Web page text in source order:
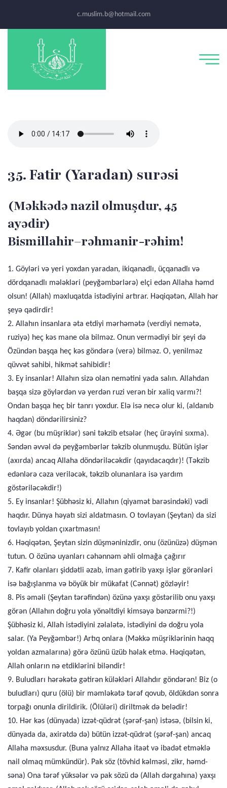
c.muslim.b@hotmail.com
35. Fatir (Yaradan) surəsi
(Məkkədə nazil olmuşdur, 45
ayədir)
Bismillahir–rəhmanir-rəhim!
1. Göyləri və yeri yoxdan yaradan, ikiqanadlı, üçqanadlı və
dördqanadlı mələkləri (peyğəmbərlərə) elçi edən Allaha həmd
olsun! (Allah) məxluqatda istədiyini artırar. Həqiqətən, Allah hər
şeyə qadirdir!
2. Allahın insanlara əta etdiyi mərhəmətə (verdiyi nemətə,
ruziyə) heç kəs mane ola bilməz. Onun vermədiyi bir şeyi də
Özündən başqa heç kəs göndərə (verə) bilməz. O, yenilməz
qüvvət sahibi, hikmət sahibidir!
3. Ey insanlar! Allahın sizə olan nemətini yada salın. Allahdan
başqa sizə göylərdən və yerdən ruzi verən bir xaliq varmı?!
Ondan başqa heç bir tanrı yoxdur. Elə isə necə olur ki, (aldanıb
haqdan) döndərilirsiniz?
4. Əgər (bu müşriklər) səni təkzib etsələr (heç ürəyini sıxma).
Səndən əvvəl də peyğəmbərlər təkzib olunmuşdu. Bütün işlər
(axırda) ancaq Allaha döndəriləcəkdir (qayıdacaqdır)! (Təkzib
edənlərə cəza veriləcək, təkzib olunanlara isə yardım
göstəriləcəkdir!)
5. Ey insanlar! Şübhəsiz ki, Allahın (qiyamət barəsindəki) vədi
haqdır. Dünya həyatı sizi aldatmasın. O tovlayan (Şeytan) da sizi
tovlayıb yoldan çıxartmasın!
6. Həqiqətən, Şeytan sizin düşməninizdir, onu (özünüzə) düşmən
tutun. O özünə uyanları cəhənnəm əhli olmağa çağırır
7. Kafir olanları şiddətli əzab, iman gətirib yaxşı işlər görənləri
isə bağışlanma və böyük bir mükafat (Cənnət) gözləyir!
8. Pis əməli (Şeytan tərəfindən) özünə yaxşı göstərilib onu yaxşı
görən (Allahın doğru yola yönəltdiyi kimsəyə bənzərmi?!)
Şübhəsiz ki, Allah istədiyini zəlalətə, istədiyini də doğru yola
salar. (Ya Peyğəmbər!) Artıq onlara (Məkkə müşriklərinin haqq
yoldan azmalarına) görə özünü üzüb həlak etmə. Həqiqətən,
Allah onların nə etdiklərini biləndir!
9. Buludları hərəkətə gətirən küləkləri Allahdır göndərən! Biz (o
buludları) quru (ölü) bir məmləkətə tərəf qovub, öldükdən sonra
torpağı onunla dirildirik. (Ölüləri) diriltmək də belədir!
10. Hər kəs (dünyada) izzət-qüdrət (şərəf-şan) istəsə, (bilsin ki,
dünyada da, axirətdə də) bütün izzət-qüdrət (şərəf-şan) ancaq
Allaha məxsusdur. (Buna yalnız Allaha itaət və ibadət etməklə
nail olmaq mümkündür). Pak söz (tövhid kəlməsi, zikr, həmd-
səna) Ona tərəf yüksələr və pak sözü də (Allah dərgahına) yaxşı